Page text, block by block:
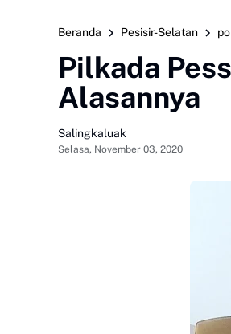
Beranda Pesisir-Selatan
Pilkada
Alasannya
Salingkaluak
Selasa, November 03, 2020